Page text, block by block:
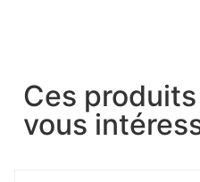
Ces
vous